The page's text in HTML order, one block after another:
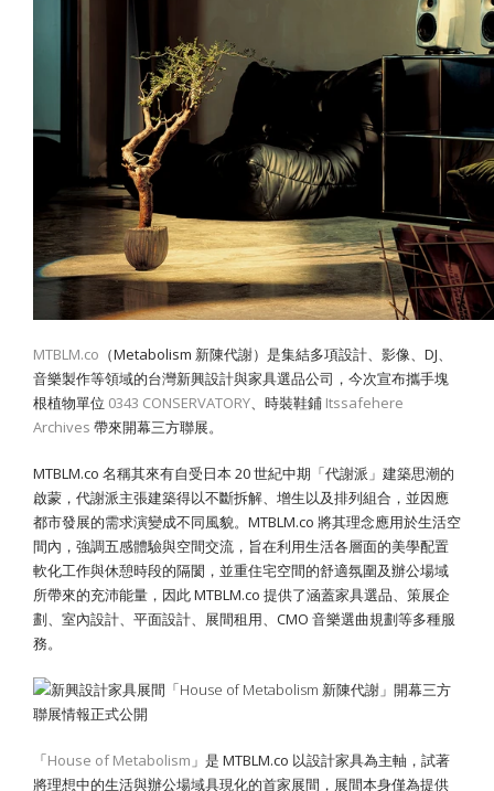
MTBLM.co （Metabolism 新陳代謝）是集結多項設計、影像、DJ、
音樂製作等領域的台灣新興設計與家具選品公司，今次宣布攜手塊
根植物單位 0343 CONSERVATORY、時裝鞋鋪 Itssafehere
Archives 帶來開幕三方聯展。
MTBLM.co 名稱其來有自受日本 20 世紀中期「代謝派」建築思潮的
啟蒙，代謝派主張建築得以不斷拆解、增生以及排列組合，並因應
都市發展的需求演變成不同風貌。 MTBLM.co 將其理念應用於生活空
間內，強調五感體驗與空間交流，旨在利用生活各層面的美學配置
軟化工作與休憩時段的隔閡，並重住宅空間的舒適氛圍及辦公場域
所帶來的充沛能量，因此 MTBLM.co 提供了涵蓋家具選品、策展企
劃、室內設計、平面設計、展間租用、CMO 音樂選曲規劃等多種服
務。
「House of Metabolism 」是 MTBLM.co 以設計家具為主軸，試著
將理想中的生活與辦公場域具現化的首家展間，展間本身僅為提供